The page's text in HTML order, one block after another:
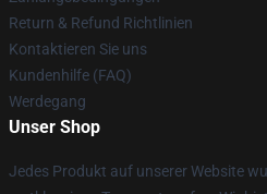
Return & Refund Richtlinien
Kontaktieren Sie uns
Kundenhilfe (FAQ)
Werdegang
Unser Shop
Jedes Produkt auf unserer Website